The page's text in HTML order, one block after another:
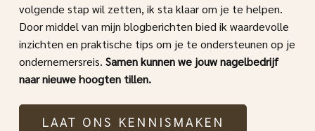
volgende stap wil zetten, ik sta klaar om je te helpen.
Door middel van mijn blogberichten bied ik waardevolle
inzichten en praktische tips om je te ondersteunen op je
ondernemersreis. Samen kunnen we jouw nagelbedrijf
naar nieuwe hoogten tillen.
LAAT ONS KENNISMAKEN